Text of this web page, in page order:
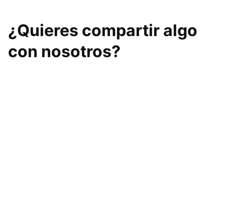
¿Quieres compartir algo
con nosotros?